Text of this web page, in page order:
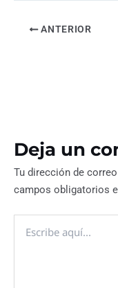
ANTERIOR
Deja un
Tu dirección de
campos obligatorios
aquí...